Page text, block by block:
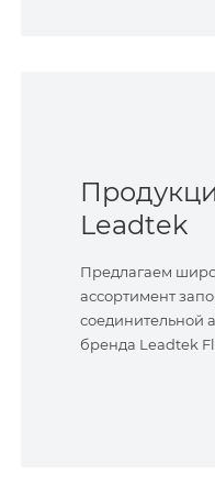
Leadtek
Предлагаем
ассортимент
соединительной
бренда Leadtek